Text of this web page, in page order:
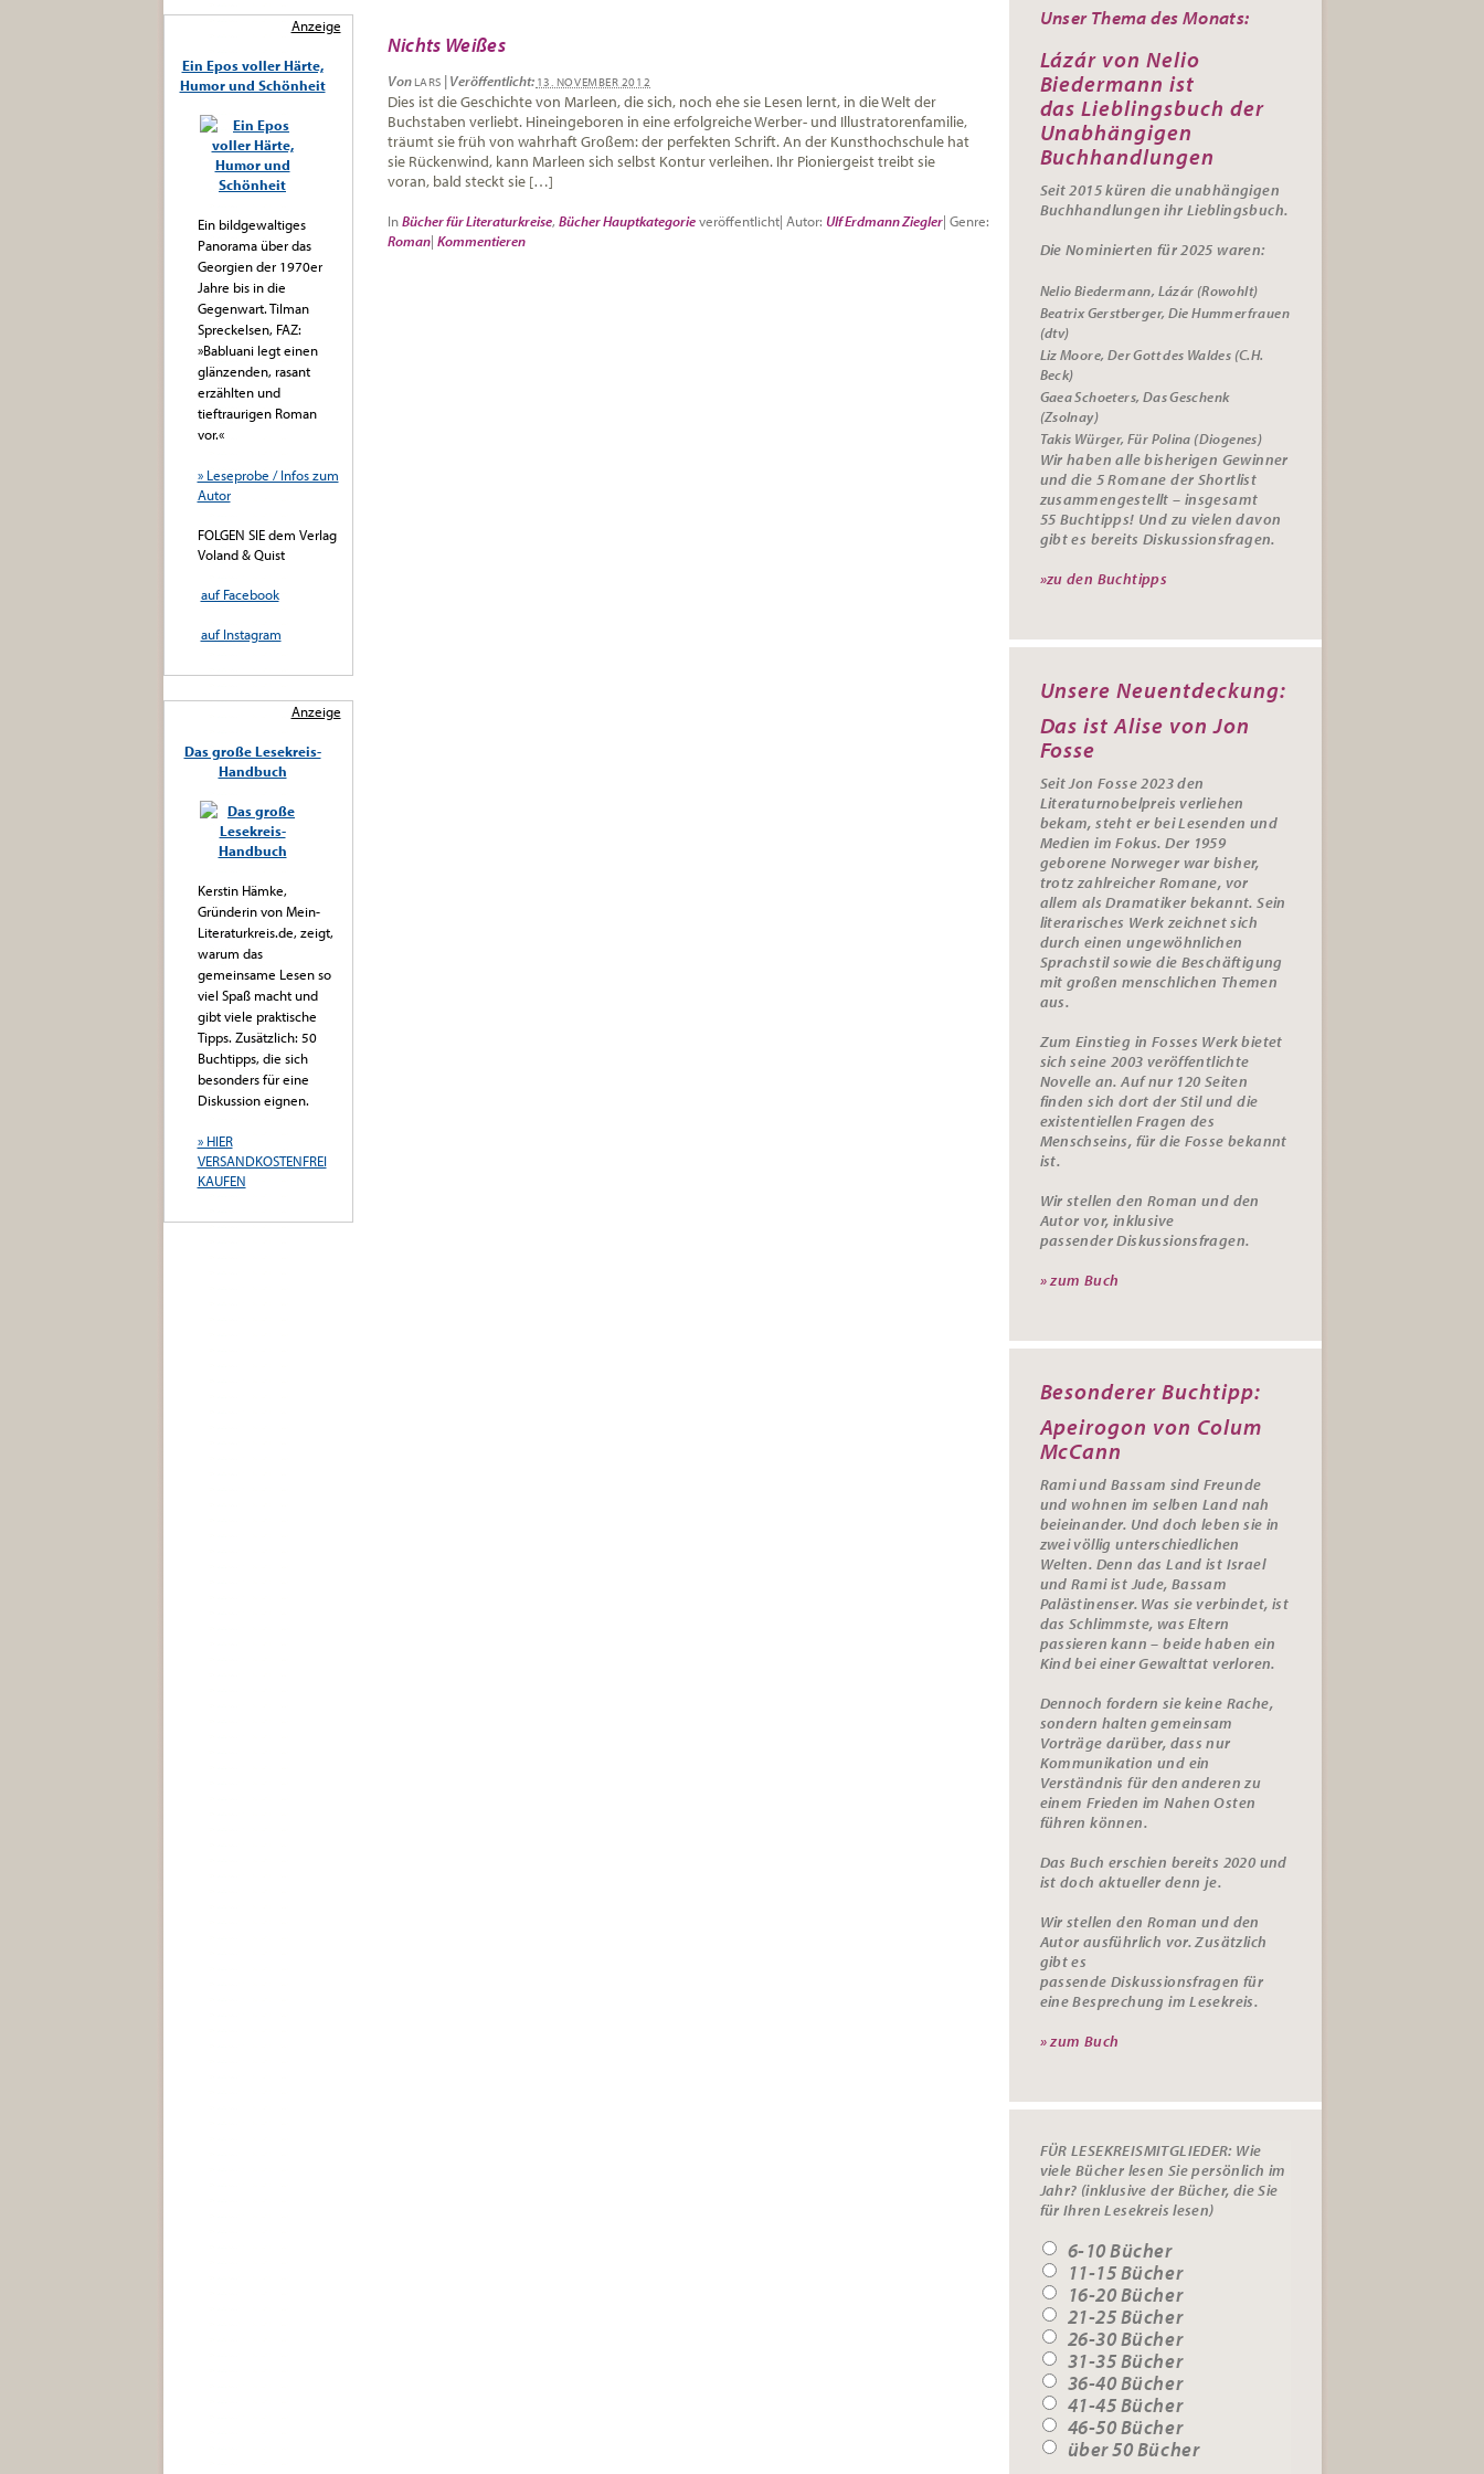
Nichts Weißes
Von LARS |Veröffentlicht: 13. NOVEMBER 2012
Dies ist die Geschichte von Marleen, die sich, noch ehe sie Lesen lernt, in die Welt der
Buchstaben verliebt. Hineingeboren in eine erfolgreiche Werber- und Illustratorenfamilie,
träumt sie früh von wahrhaft Großem: der perfekten Schrift. An der Kunsthochschule hat
sie Rückenwind, kann Marleen sich selbst Kontur verleihen. Ihr Pioniergeist treibt sie
voran, bald steckt sie […]
InBücher für Literaturkreise, Bücher Hauptkategorieveröffentlicht| Autor: Ulf Erdmann Ziegler| Genre:
Roman| Kommentieren
Anzeige
Ein Epos voller Härte,
Humor und Schönheit
Ein bildgewaltiges
Panorama über das
Georgien der 1970er
Jahre bis in die
Gegenwart. Tilman
Spreckelsen, FAZ:
»Babluani legt einen
glänzenden, rasant
erzählten und
tieftraurigen Roman
vor.«
» Leseprobe / Infos zum
Autor
FOLGEN SIE dem Verlag
Voland & Quist
auf Facebook
auf Instagram
Anzeige
Das große Lesekreis-
Handbuch
Kerstin Hämke,
Gründerin von Mein-
Literaturkreis.de, zeigt,
warum das
gemeinsame Lesen so
viel Spaß macht und
gibt viele praktische
Tipps. Zusätzlich: 50
Buchtipps, die sich
besonders für eine
Diskussion eignen.
» HIER
VERSANDKOSTENFREI
KAUFEN
Unser Thema des Monats:
Lázár von Nelio
Biedermann ist
dasLieblingsbuch der
Unabhängigen
Buchhandlungen
Seit 2015 küren die unabhängigen
Buchhandlungen ihr Lieblingsbuch.
Die Nominierten für 2025 waren:
Nelio Biedermann, Lázár (Rowohlt)
Beatrix Gerstberger, Die Hummerfrauen
(dtv)
Liz Moore, Der Gott des Waldes (C.H.
Beck)
Gaea Schoeters, Das Geschenk
(Zsolnay)
Takis Würger, Für Polina (Diogenes)
Wir haben alle bisherigen Gewinner
und die 5 Romane der Shortlist
zusammengestellt – insgesamt
55 Buchtipps! Und zu vielen davon
gibt es bereits Diskussionsfragen.
»zu den Buchtipps
Unsere Neuentdeckung:
Das ist Alise von Jon
Fosse
Seit Jon Fosse 2023 den
Literaturnobelpreis verliehen
bekam, steht er bei Lesenden und
Medien im Fokus. Der 1959
geborene Norweger war bisher,
trotz zahlreicher Romane, vor
allem als Dramatiker bekannt. Sein
literarisches Werk zeichnet sich
durch einen ungewöhnlichen
Sprachstil sowie die Beschäftigung
mit großen menschlichen Themen
aus.
Zum Einstieg in Fosses Werk bietet
sich seine 2003 veröffentlichte
Novelle an. Auf nur 120 Seiten
finden sich dort der Stil und die
existentiellen Fragen des
Menschseins, für die Fosse bekannt
ist.
Wir stellen den Roman und den
Autor vor, inklusive
passenderDiskussionsfragen.
» zum Buch
Besonderer Buchtipp:
Apeirogon von Colum
McCann
Rami und Bassam sind Freunde
und wohnen im selben Land nah
beieinander. Und doch leben sie in
zwei völlig unterschiedlichen
Welten. Denn das Land ist Israel
und Rami ist Jude, Bassam
Palästinenser. Was sie verbindet, ist
das Schlimmste, was Eltern
passieren kann – beide haben ein
Kind bei einer Gewalttat verloren.
Dennoch fordern sie keine Rache,
sondern halten gemeinsam
Vorträge darüber, dass nur
Kommunikation und ein
Verständnis für den anderen zu
einem Frieden im Nahen Osten
führen können.
Das Buch erschien bereits 2020 und
ist doch aktueller denn je.
Wir stellen den Roman und den
Autor ausführlich vor. Zusätzlich
gibt es
passendeDiskussionsfragenfür
eine Besprechung im Lesekreis.
» zum Buch
FÜR LESEKREISMITGLIEDER: Wie
viele Bücher lesen Sie persönlich im
Jahr? (inklusive der Bücher, die Sie
für Ihren Lesekreis lesen)
6-10 Bücher
11-15 Bücher
16-20 Bücher
21-25 Bücher
26-30 Bücher
31-35 Bücher
36-40 Bücher
41-45 Bücher
46-50 Bücher
über 50 Bücher